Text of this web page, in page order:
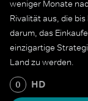
weniger Monate
Rivalität aus, die
darum, das
einzigartige
Land zu werden.
0 HD